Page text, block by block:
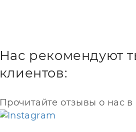
Нас рекомендуют
клиентов:
Прочитайте отзывы о нас